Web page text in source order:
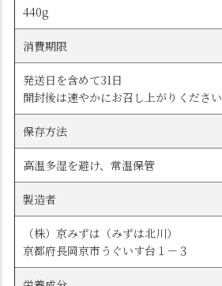
440g
消費期限
発送日を含めて31日
開封後は速やかにお召し上がりください
保存方法
高温多湿を避け、常温保管
製造者
（株）京みずは（みずは北川）
京都府長岡京市うぐいす台１－３